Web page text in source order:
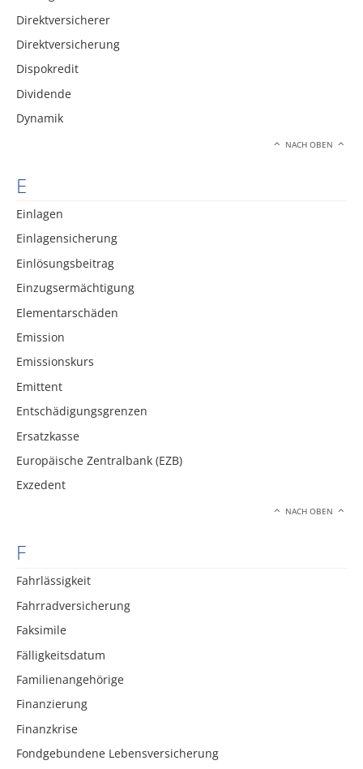
Direktversicherer
Direktversicherung
Dispokredit
Dividende
Dynamik
NACH OBEN
E
Einlagen
Einlagensicherung
Einlösungsbeitrag
Einzugsermächtigung
Elementarschäden
Emission
Emissionskurs
Emittent
Entschädigungsgrenzen
Ersatzkasse
Europäische Zentralbank (EZB)
Exzedent
NACH OBEN
F
Fahrlässigkeit
Fahrradversicherung
Faksimile
Fälligkeitsdatum
Familienangehörige
Finanzierung
Finanzkrise
Fondgebundene Lebensversicherung